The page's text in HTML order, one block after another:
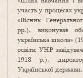
участь у процесах
«Вісник
рр.), виконував
українська школа»
освіти УНР
1918 р.),
Української